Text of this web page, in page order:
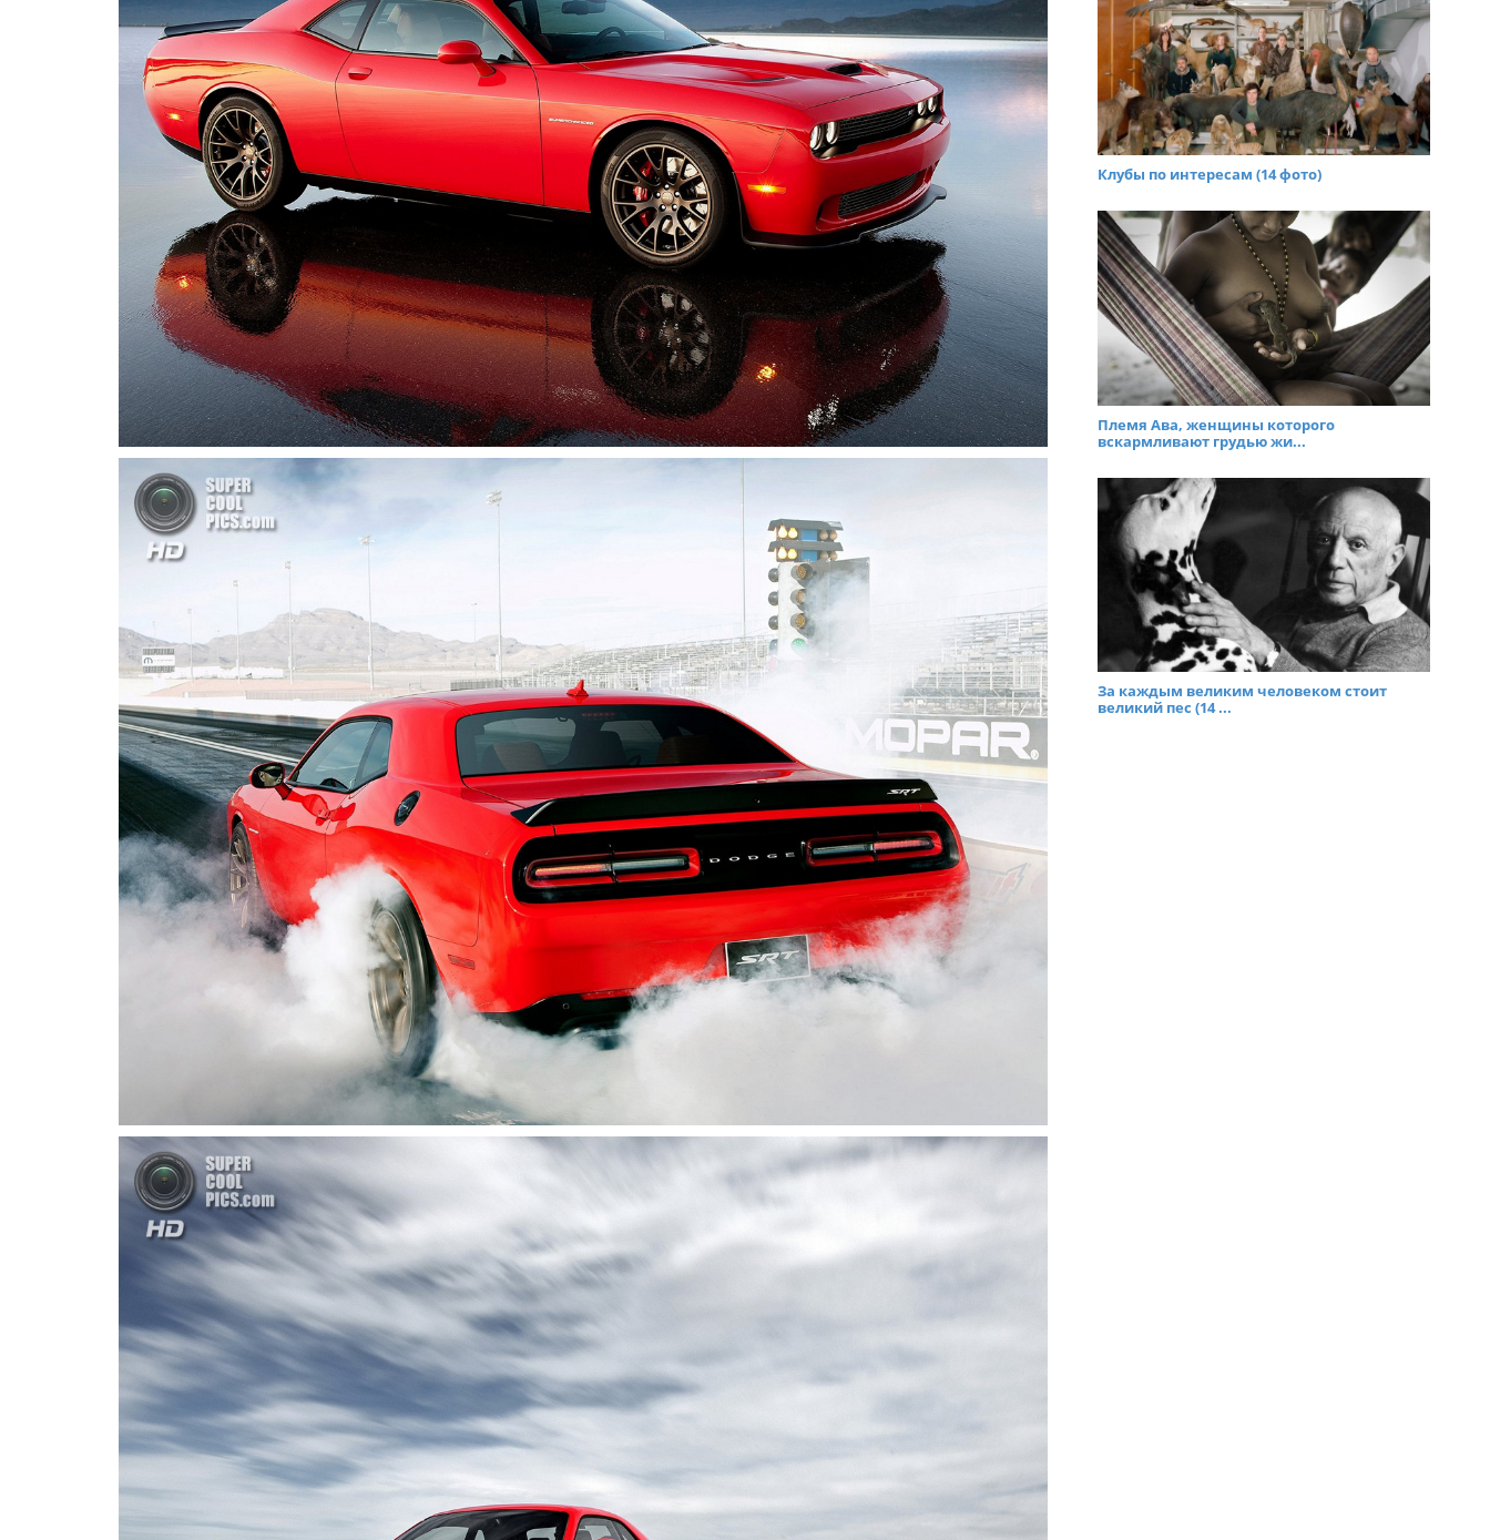
Клубы по интересам (14 фото)
Племя Ава, женщины которого
вскармливают грудью жи...
За каждым великим человеком стоит
великий пес (14 ...